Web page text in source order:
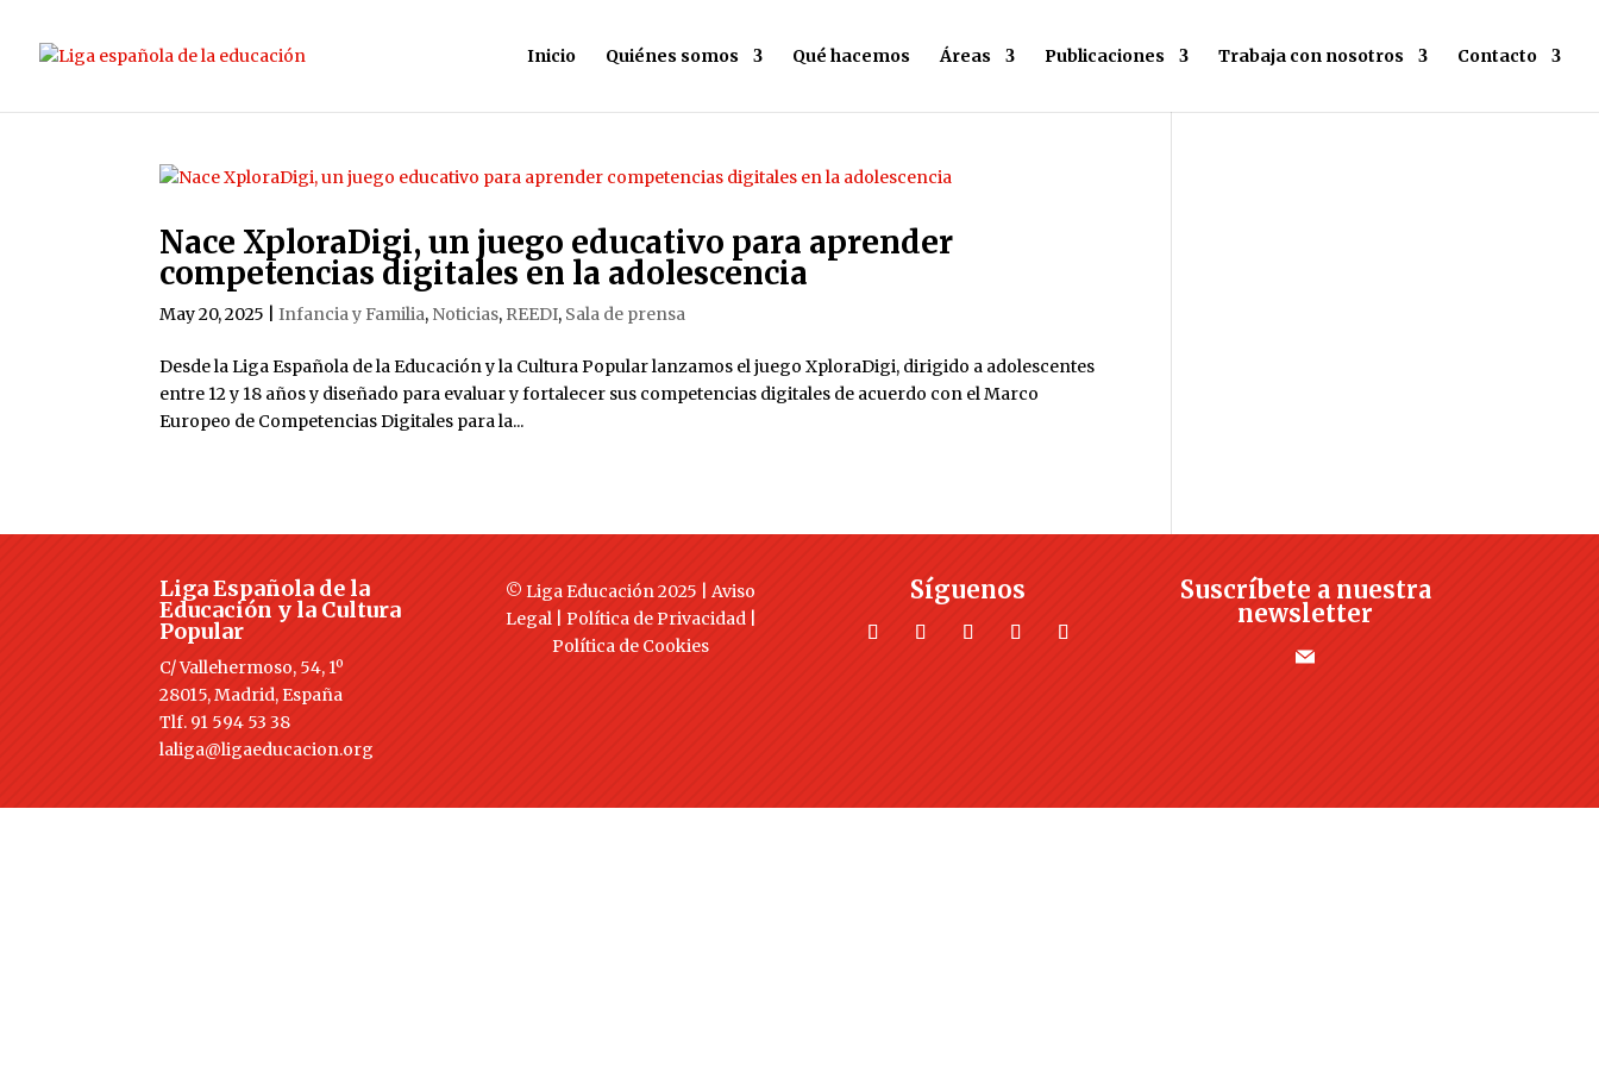
Inicio Quiénes somos Qué hacemos Áreas Publicaciones Trabaja con nosotros Contacto
Nace XploraDigi, un juego educativo para aprender
competencias digitales en la adolescencia
May 20, 2025 |Infancia y Familia, Noticias, REEDI, Sala de prensa
Desde la Liga Española de la Educación y la Cultura Popular lanzamos el juego XploraDigi, dirigido a adolescentes
entre 12 y 18 años y diseñado para evaluar y fortalecer sus competencias digitales de acuerdo con el Marco
Europeo de Competencias Digitales para la...
Liga Española de la
Educación y la Cultura
Popular
C/ Vallehermoso, 54, 1º
28015, Madrid, España
Tlf. 91 594 53 38
laliga@ligaeducacion.org
© Liga Educación 2025 |Aviso
Legal| Política de Privacidad|
Política de Cookies
Síguenos
Suscríbete a nuestra
newsletter